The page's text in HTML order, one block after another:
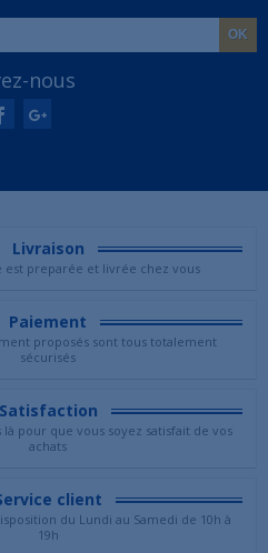
nous
Livraison
est preparée et livrée chez vous
Paiement
proposés sont tous totalement
sécurisés
Satisfaction
pour que vous soyez satisfait de vos
achats
client
du Lundi au Samedi de 10h à
19h